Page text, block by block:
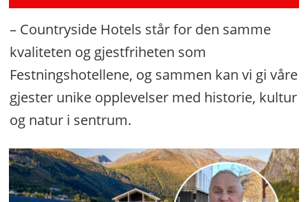
– Countryside Hotels står for den samme
kvaliteten og gjestfriheten som
Festningshotellene, og sammen kan vi gi våre
gjester unike opplevelser med historie, kultur
og natur i sentrum.